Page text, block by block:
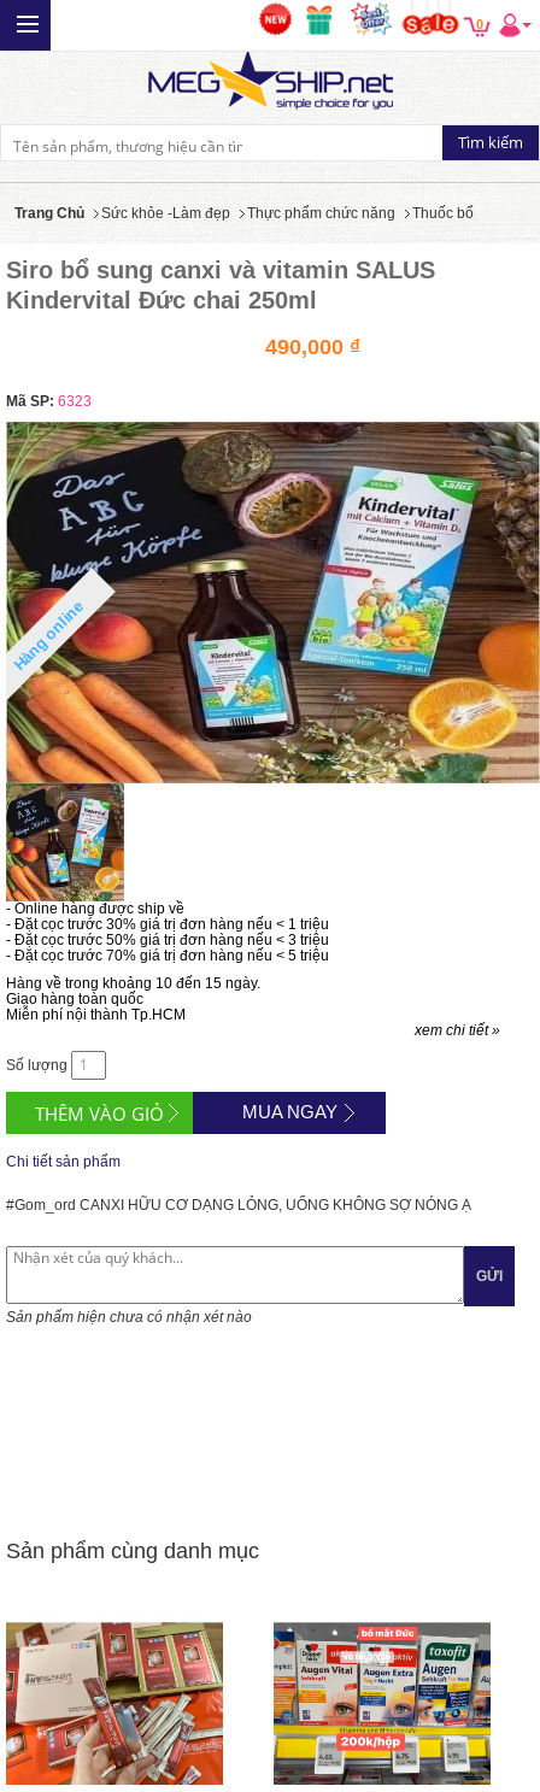
0
Trang Chủ Sức khỏe -Làm đẹp Thực phẩm chức năng Thuốc bổ
Siro bổ sung canxi và vitamin SALUS
Kindervital Đức chai 250ml
490,000 ₫
Mã SP: 6323
Hàng online
- Online hàng được ship về
- Đặt cọc trước 30% giá trị đơn hàng nếu < 1 triệu
- Đặt cọc trước 50% giá trị đơn hàng nếu < 3 triệu
- Đặt cọc trước 70% giá trị đơn hàng nếu < 5 triệu
Hàng về trong khoảng 10 đến 15 ngày.
Giao hàng toàn quốc
Miễn phí nội thành Tp.HCM
xem chi tiết »
Số lượng
MUA NGAY
Chi tiết sản phẩm
#Gom_ord CANXI HỮU CƠ DẠNG LỎNG, UỐNG KHÔNG SỢ NÓNG Ạ
GỬI
Sản phẩm hiện chưa có nhận xét nào
Sản phẩm cùng danh mục